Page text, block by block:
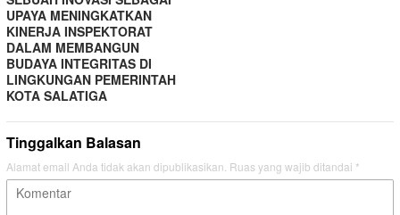
UPAYA MENINGKATKAN
KINERJA INSPEKTORAT
DALAM MEMBANGUN
BUDAYA INTEGRITAS DI
LINGKUNGAN PEMERINTAH
KOTA SALATIGA
Tinggalkan Balasan
Alamat email Anda tidak akan dipublikasikan. Ruas yang wajib ditandai *